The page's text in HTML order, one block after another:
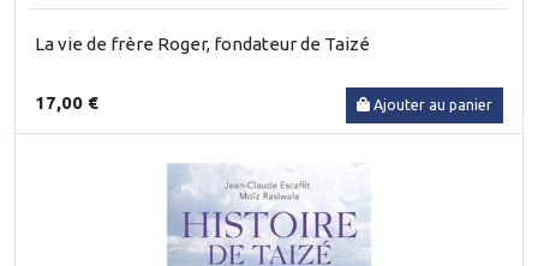
La vie de frère Roger, fondateur de Taizé
17,00 € Ajouter au panier